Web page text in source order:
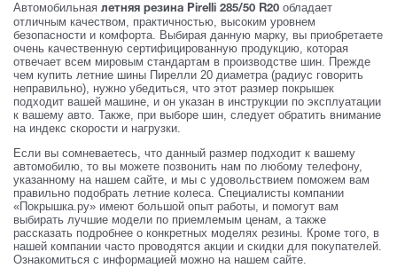
Автомобильная летняя резина Pirelli 285/50 R20 обладает
отличным качеством, практичностью, высоким уровнем
безопасности и комфорта. Выбирая данную марку, вы приобретаете
очень качественную сертифицированную продукцию, которая
отвечает всем мировым стандартам в производстве шин. Прежде
чем купить летние шины Пирелли 20 диаметра (радиус говорить
неправильно), нужно убедиться, что этот размер покрышек
подходит вашей машине, и он указан в инструкции по эксплуатации
к вашему авто. Также, при выборе шин, следует обратить внимание
на индекс скорости и нагрузки.
Если вы сомневаетесь, что данный размер подходит к вашему
автомобилю, то вы можете позвонить нам по любому телефону,
указанному на нашем сайте, и мы с удовольствием поможем вам
правильно подобрать летние колеса. Специалисты компании
«Покрышка.ру» имеют большой опыт работы, и помогут вам
выбирать лучшие модели по приемлемым ценам, а также
рассказать подробнее о конкретных моделях резины. Кроме того, в
нашей компании часто проводятся акции и скидки для покупателей.
Ознакомиться с информацией можно на нашем сайте.